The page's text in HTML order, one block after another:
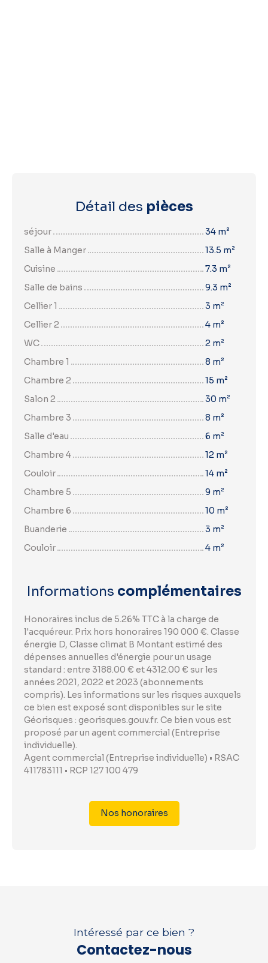
Détail des pièces
séjour
34 m²
Salle à Manger
13.5 m²
Cuisine
7.3 m²
Salle de bains
9.3 m²
Cellier 1
3 m²
Cellier 2
4 m²
WC
2 m²
Chambre 1
8 m²
Chambre 2
15 m²
Salon 2
30 m²
Chambre 3
8 m²
Salle d'eau
6 m²
Chambre 4
12 m²
Couloir
14 m²
Chambre 5
9 m²
Chambre 6
10 m²
Buanderie
3 m²
Couloir
4 m²
Informations complémentaires
Honoraires inclus de 5.26% TTC à la charge de
l'acquéreur. Prix hors honoraires 190 000 €. Classe
énergie D, Classe climat B Montant estimé des
dépenses annuelles d'énergie pour un usage
standard : entre 3188.00 € et 4312.00 € sur les
années 2021, 2022 et 2023 (abonnements
compris). Les informations sur les risques auxquels
ce bien est exposé sont disponibles sur le site
Géorisques : georisques.gouv.fr. Ce bien vous est
proposé par un agent commercial (Entreprise
individuelle).
Agent commercial (Entreprise individuelle) • RSAC
411783111 • RCP 127 100 479
Nos honoraires
Intéressé par ce bien ?
Contactez-nous